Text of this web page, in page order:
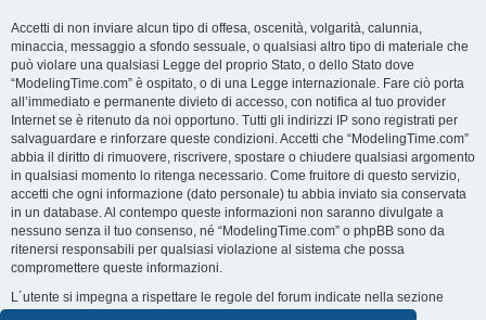
Accetti di non inviare alcun tipo di offesa, oscenità, volgarità, calunnia,
minaccia, messaggio a sfondo sessuale, o qualsiasi altro tipo di materiale che
può violare una qualsiasi Legge del proprio Stato, o dello Stato dove
“ModelingTime.com” è ospitato, o di una Legge internazionale. Fare ciò porta
all’immediato e permanente divieto di accesso, con notifica al tuo provider
Internet se è ritenuto da noi opportuno. Tutti gli indirizzi IP sono registrati per
salvaguardare e rinforzare queste condizioni. Accetti che “ModelingTime.com”
abbia il diritto di rimuovere, riscrivere, spostare o chiudere qualsiasi argomento
in qualsiasi momento lo ritenga necessario. Come fruitore di questo servizio,
accetti che ogni informazione (dato personale) tu abbia inviato sia conservata
in un database. Al contempo queste informazioni non saranno divulgate a
nessuno senza il tuo consenso, né “ModelingTime.com” o phpBB sono da
ritenersi responsabili per qualsiasi violazione al sistema che possa
compromettere queste informazioni.
L´utente si impegna a rispettare le regole del forum indicate nella sezione